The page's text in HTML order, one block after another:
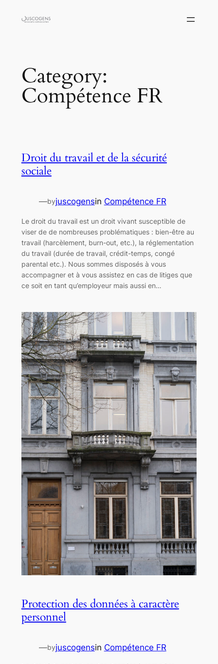
Category:
Compétence FR
Droit du travail et de la sécurité
sociale
—byjuscogensin Compétence FR
Le droit du travail est un droit vivant susceptible de
viser de de nombreuses problématiques : bien-être au
travail (harcèlement, burn-out, etc.), la réglementation
du travail (durée de travail, crédit-temps, congé
parental etc.). Nous sommes disposés à vous
accompagner et à vous assistez en cas de litiges que
ce soit en tant qu’employeur mais aussi en…
Protection des données à caractère
personnel
—byjuscogensin Compétence FR